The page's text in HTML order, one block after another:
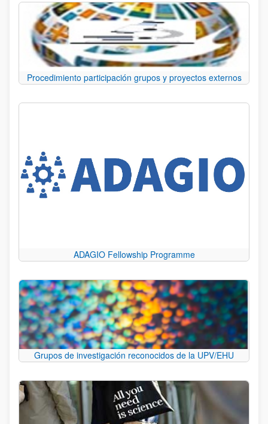
Procedimiento participación grupos y proyectos externos
ADAGIO Fellowship Programme
Grupos de investigación reconocidos de la UPV/EHU